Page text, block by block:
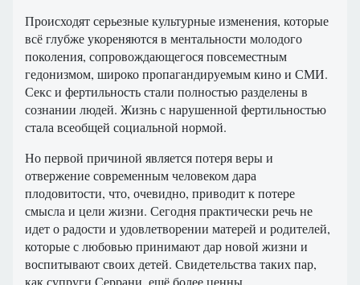
Происходят серьезные культурные изменения, которые
всё глубже укореняются в ментальности молодого
поколения, сопровождающегося повсеместным
гедонизмом, широко пропагандируемым кино и СМИ.
Секс и фертильность стали полностью разделены в
сознании людей. Жизнь с нарушенной фертильностью
стала всеобщей социальной нормой.
Но первой причиной является потеря веры и
отвержение современным человеком дара
плодовитости, что, очевидно, приводит к потере
смысла и цели жизни. Сегодня практически речь не
идет о радости и удовлетворении матерей и родителей,
которые с любовью принимают дар новой жизни и
воспитывают своих детей. Свидетельства таких пар,
как супруги Серрани, ещё более ценны.